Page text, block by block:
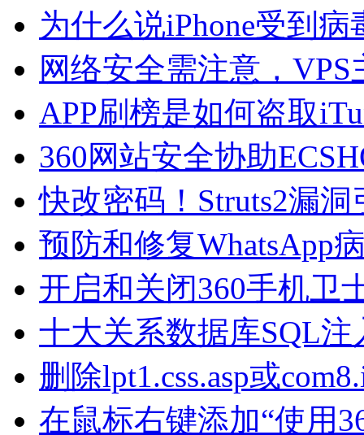
为什么说iPhone受到
网络安全需注意，
APP刷榜是如何盗取
360网站安全协助
快改密码！Struts2漏
预防和修复WhatsApp
开启和关闭360手机卫
十大关系数据库SQL注
删除lpt1.css.asp或
在鼠标右键添加“使用